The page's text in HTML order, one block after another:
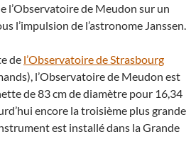
l’Observatoire de Meudon sur un
l’impulsion de l’astronome Janssen.
de l’Observatoire de Strasbourg
l’Observatoire de Meudon est
de 83 cm de diamètre pour 16,34
encore la troisième plus grande
est installé dans la Grande